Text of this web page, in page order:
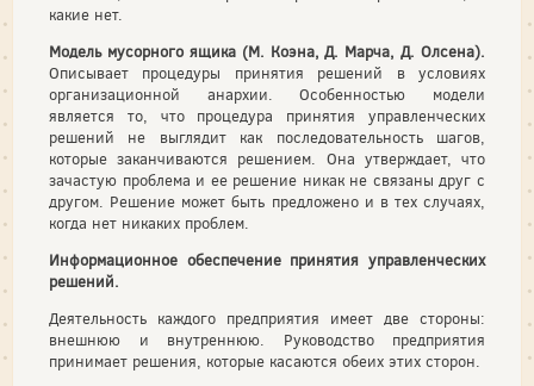
какие нет.
Модель мусорного ящика (М. Коэна, Д. Марча, Д. Олсена).
Описывает процедуры принятия решений в условиях
организационной анархии. Особенностью модели
является то, что процедура принятия управленческих
решений не выглядит как последовательность шагов,
которые заканчиваются решением. Она утверждает, что
зачастую проблема и ее решение никак не связаны друг с
другом. Решение может быть предложено и в тех случаях,
когда нет никаких проблем.
Информационное обеспечение принятия управленческих
решений.
Деятельность каждого предприятия имеет две стороны:
внешнюю и внутреннюю. Руководство предприятия
принимает решения, которые касаются обеих этих сторон.